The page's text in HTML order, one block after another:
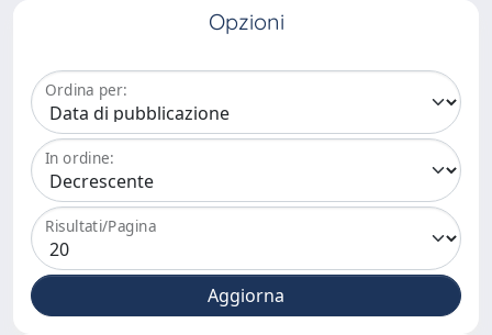
Opzioni
Ordina per:
In ordine:
Risultati/Pagina